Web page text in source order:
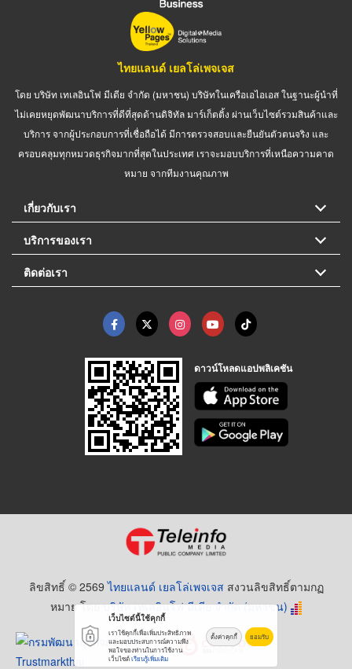
ไทยแลนด์ เยลโล่เพจเจส
โดย บริษัท เทเลอินโฟ มีเดีย จำกัด (มหาชน) บริษัทในเครือเอไอเอส ในฐานะผู้นำที่
ไม่เคยหยุดพัฒนาบริการที่ดีที่สุดด้านดิจิทัล มาร์เก็ตติ้ง ผ่านเว็บไซต์รวมสินค้าและ
บริการ จากผู้ประกอบการที่เชื่อถือได้ มีการตรวจสอบและยืนยันตัวตนจริง และ
ครอบคลุมทุกหมวดธุรกิจมากที่สุดในประเทศ เราจะมอบบริการที่เหนือความคาด
หมาย จากทีมงานคุณภาพ
เกี่ยวกับเรา
บริการของเรา
ติดต่อเรา
ดาวน์โหลดแอปพลิเคชัน
ลิขสิทธิ์ © 2569ไทยแลนด์ เยลโล่เพจเจส สงวนลิขสิทธิ์ตามกฏ
หมาย โดยบริษัท เทเลอินโฟ มีเดีย จำกัด (มหาชน)
เว็บไซต์นี้ใช้คุกกี้
เราใช้คุกกี้เพื่อเพิ่มประสิทธิภาพ
และมอบประสบการณ์ความพึง
พอใจของท่านในการใช้งาน
เว็บไซต์เรียนรู้เพิ่มเติม
ตั้งค่าคุกกี้ ยอมรับ